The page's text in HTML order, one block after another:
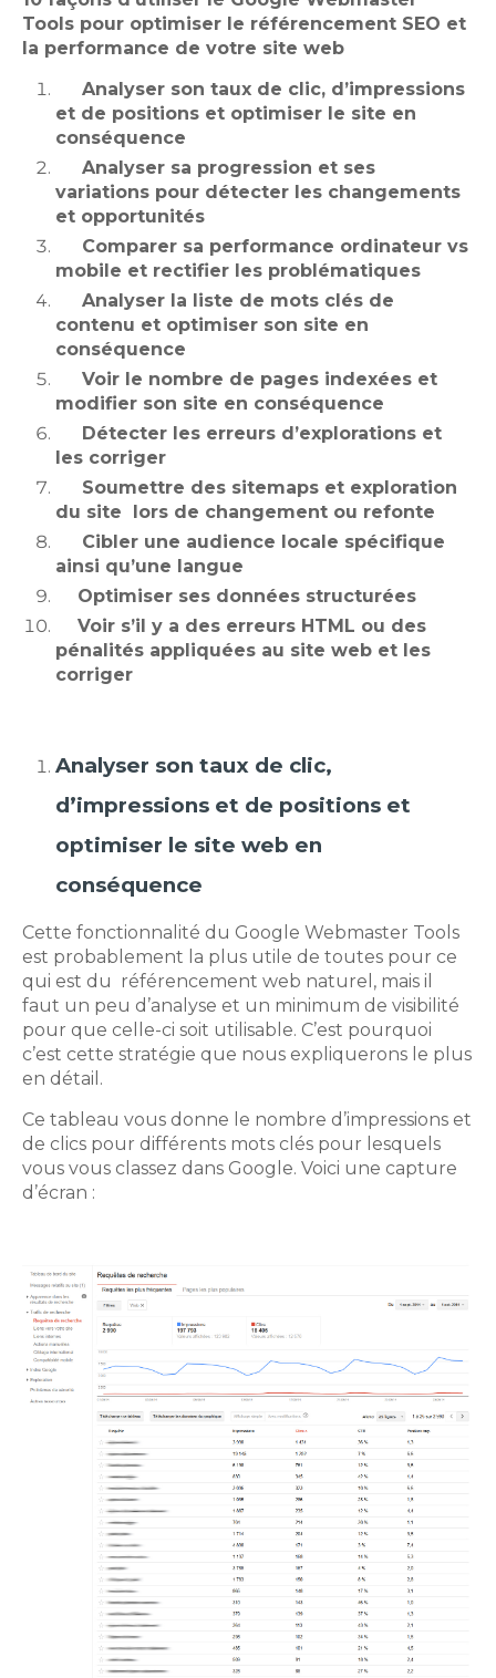
Tools pour optimiser le référencement SEO et
la performance de votre site web
Analyser son taux de clic, d’impressions
et de positions et optimiser le site en
conséquence
Analyser sa progression et ses
variations pour détecter les changements
et opportunités
Comparer sa performance ordinateur vs
mobile et rectifier les problématiques
Analyser la liste de mots clés de
contenu et optimiser son site en
conséquence
Voir le nombre de pages indexées et
modifier son site en conséquence
Détecter les erreurs d’explorations et
les corriger
Soumettre des sitemaps et exploration
du site lors de changement ou refonte
Cibler une audience locale spécifique
ainsi qu’une langue
Optimiser ses données structurées
Voir s’il y a des erreurs HTML ou des
pénalités appliquées au site web et les
corriger
Analyser son taux de clic,
d’impressions et de positions et
optimiser le site web en
conséquence
Cette fonctionnalité du Google Webmaster Tools
est probablement la plus utile de toutes pour ce
qui est du référencement web naturel, mais il
faut un peu d’analyse et un minimum de visibilité
pour que celle-ci soit utilisable. C’est pourquoi
c’est cette stratégie que nous expliquerons le plus
en détail.
Ce tableau vous donne le nombre d’impressions et
de clics pour différents mots clés pour lesquels
vous vous classez dans Google. Voici une capture
d’écran :